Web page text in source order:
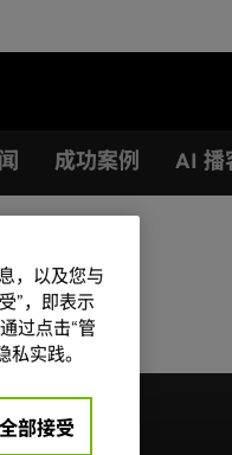
成功案例 AI 播
，以及您与
”，即表示
过点击“管
实践。
全部接受